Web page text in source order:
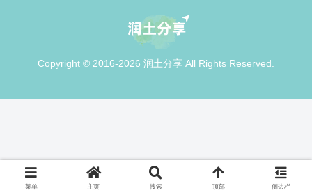
Copyright © 2016-2026 润土分享 All Rights Reserved.
菜单 主页 搜索 顶部 侧边栏